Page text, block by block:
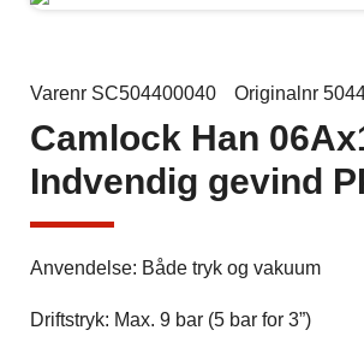
Varenr SC504400040 Originalnr
Camlock Han
Indvendig gevind
Anvendelse: Både tryk og vakuum
Driftstryk: Max. 9 bar (5 bar for 3”)